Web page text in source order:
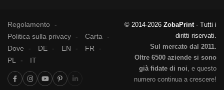
Regolamento
Politica sulla privacy
Carta
Dove
DE EN
FR
PL
IT
© 2014-2026 ZobaPrint- Tutti i
diritti riservati.
Sul mercato dal 2011.
Oltre 6500 aziende si sono
già fidate di noi, e questo
numero continua a crescere!